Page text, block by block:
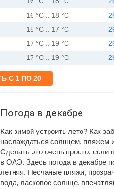
16 °C .. 18 °C
15 °C .. 17 °C
17 °C .. 19 °C
17 °C .. 19 °C
Погода в декабре
Как зимой устроить лето? Как
наслаждаться солнцем, пляжем
Сделать это очень просто, если
в ОАЭ. Здесь погода в декабре
летняя. Песчаные пляжи,
вода, ласковое солнце,